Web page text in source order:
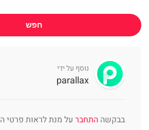
חפש
נוסף על ידי
parallax
בבקשה התחבר על מנת לראות פרטי